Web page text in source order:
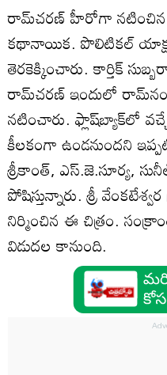
రామ్‌చరణ్‌ హీరోగా
కథానాయిక. పొలిటికల్‌ యాక్షన్‌
తెరకెక్కించారు. కార్తిక్‌
రామ్‌చరణ్‌ ఇందులో
నటించారు. ఫ్లాష్‌బ్యాక్‌లో
కీలకంగా ఉండనుందని
శ్రీకాంత్‌, ఎస్‌.జె.సూర్య,
పోషిస్తున్నారు. శ్రీ
నిర్మించిన ఈ చిత్రం.
విడుదల కానుంది.